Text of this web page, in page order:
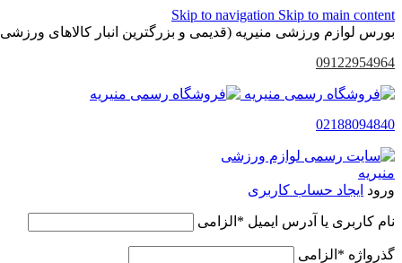
Skip to navigation Skip to main content
بورس لوازم ورزشی منیریه (قدیمی و بزرگترین انبار کالاهای ورزشی
09122954964
02188094840
ورود ایجاد حساب کاربری
نام کاربری یا آدرس ایمیل * الزامی
گذرواژه * الزامی